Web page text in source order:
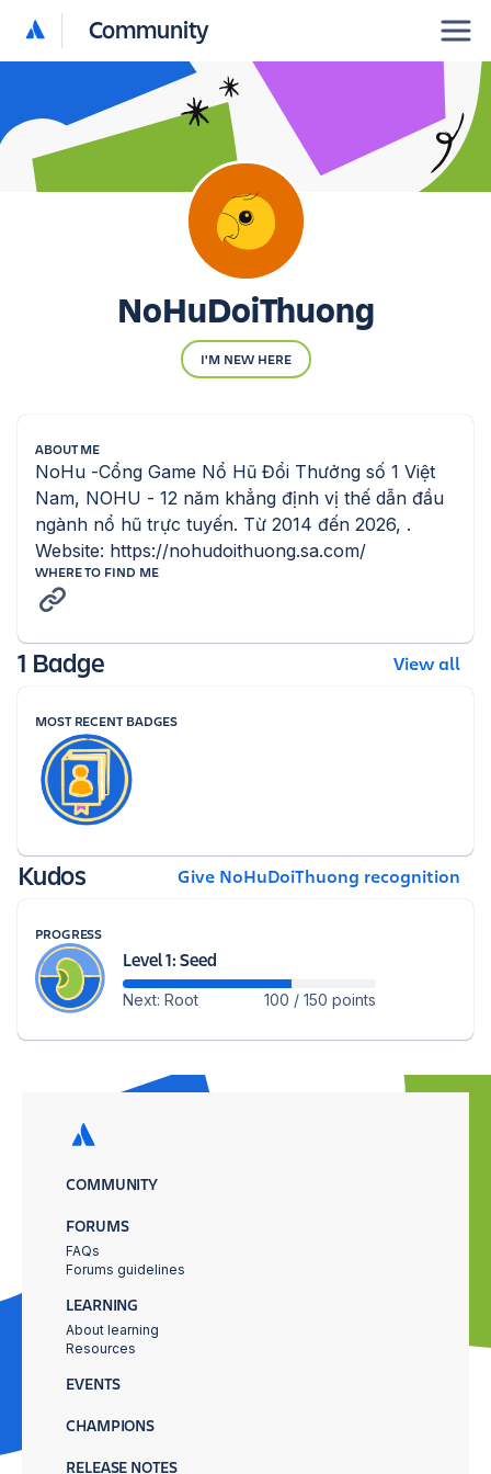
Community
NoHuDoiThuong
I'M NEW HERE
1 Badge View all
MOST RECENT BADGES
Kudos Give NoHuDoiThuong recognition
PROGRESS
Level 1: Seed
Next: Root 100 / 150 points
ABOUT ME
NoHu -Cổng Game Nổ Hũ Đổi Thưởng số 1 Việt
Nam, NOHU - 12 năm khẳng định vị thế dẫn đầu
ngành nổ hũ trực tuyến. Từ 2014 đến 2026, .
Website: https://nohudoithuong.sa.com/
WHERE TO FIND ME
COMMUNITY
FORUMS
FAQs
Forums guidelines
LEARNING
About learning
Resources
EVENTS
CHAMPIONS
RELEASE NOTES